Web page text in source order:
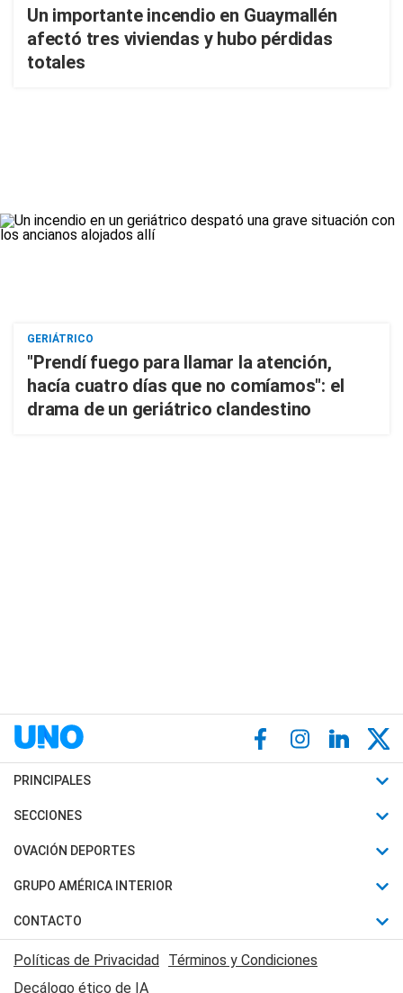
Un importante incendio en Guaymallén
afectó tres viviendas y hubo pérdidas
totales
GERIÁTRICO
"Prendí fuego para llamar la atención,
hacía cuatro días que no comíamos": el
drama de un geriátrico clandestino
PRINCIPALES
Últimas Noticias
Política
Judiciales
Economia
SECCIONES
Horóscopo
Motores
Trucos caseros
Series y Películas
OVACIÓN DEPORTES
Fútbol
Mundial
Automovilismo
Rugby
GRUPO AMÉRICA INTERIOR
Canal 7 en Vivo
CONTACTO
Acerca de Nosotros
Contactanos
Políticas de Privacidad Términos y Condiciones
Decálogo ético de IA